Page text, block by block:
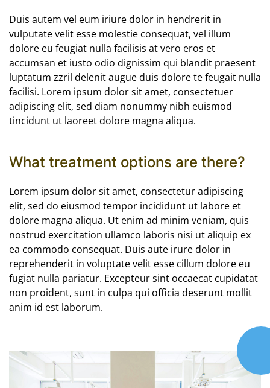
Duis autem vel eum iriure dolor in hendrerit in
vulputate velit esse molestie consequat, vel illum
dolore eu feugiat nulla facilisis at vero eros et
accumsan et iusto odio dignissim qui blandit praesent
luptatum zzril delenit augue duis dolore te feugait nulla
facilisi. Lorem ipsum dolor sit amet, consectetuer
adipiscing elit, sed diam nonummy nibh euismod
tincidunt ut laoreet dolore magna aliqua.
What treatment options are there?
Lorem ipsum dolor sit amet, consectetur adipiscing
elit, sed do eiusmod tempor incididunt ut labore et
dolore magna aliqua. Ut enim ad minim veniam, quis
nostrud exercitation ullamco laboris nisi ut aliquip ex
ea commodo consequat. Duis aute irure dolor in
reprehenderit in voluptate velit esse cillum dolore eu
fugiat nulla pariatur. Excepteur sint occaecat cupidatat
non proident, sunt in culpa qui officia deserunt mollit
anim id est laborum.